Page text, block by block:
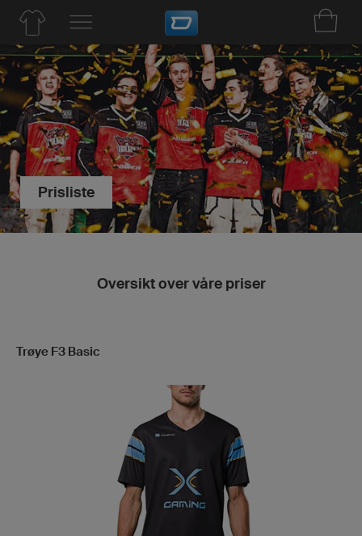
Prisliste
Oversikt over våre priser
Trøye F3 Basic